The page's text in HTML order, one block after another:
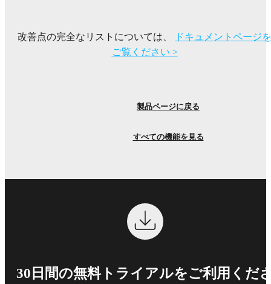
改善点の完全なリストについては、
ドキュメントページを
ご覧ください >
製品ページに戻る
すべての機能を見る
30日間の無料トライアルをご利用くだ